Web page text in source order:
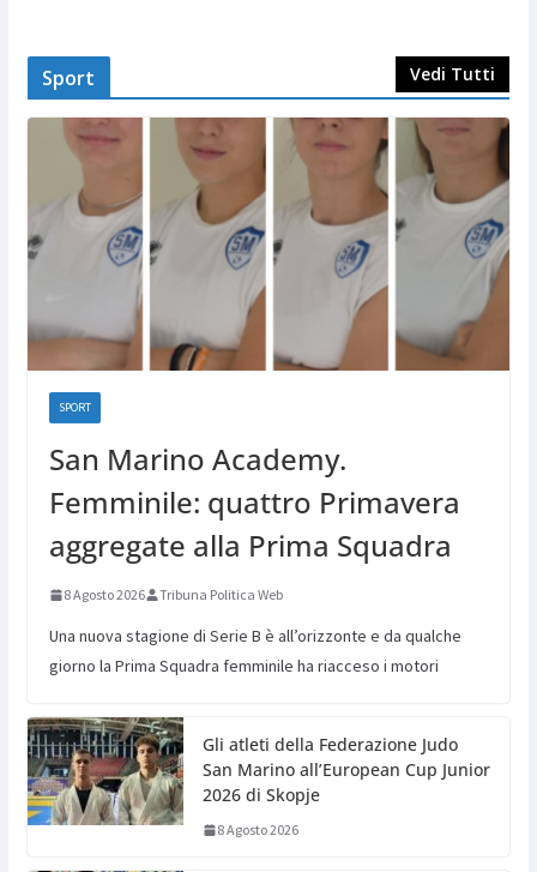
Sport Vedi Tutti
SPORT
San Marino Academy.
Femminile: quattro Primavera
aggregate alla Prima Squadra
8 Agosto 2026 Tribuna Politica Web
Una nuova stagione di Serie B è all’orizzonte e da qualche
giorno la Prima Squadra femminile ha riacceso i motori
Gli atleti della Federazione Judo
San Marino all’European Cup Junior
2026 di Skopje
8 Agosto 2026